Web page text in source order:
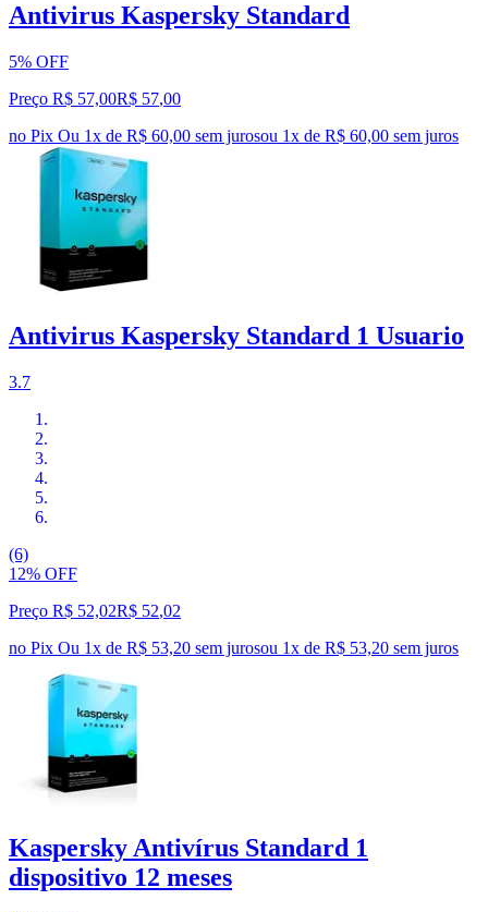
Antivirus Kaspersky Standard
5% OFF
Preço R$ 57,00R$ 57,00
no Pix Ou 1x de R$ 60,00 sem jurosou 1x de R$ 60,00 sem juros
Antivirus Kaspersky Standard 1 Usuario
3.7
(6)
12% OFF
Preço R$ 52,02R$ 52,02
no Pix Ou 1x de R$ 53,20 sem jurosou 1x de R$ 53,20 sem juros
Kaspersky Antivírus Standard 1
dispositivo 12 meses